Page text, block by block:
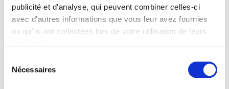
publicité et d'analyse, qui peuvent combiner celles-ci
avec d'autres informations que vous leur avez fournies
ou qu'ils ont collectées lors de votre utilisation de leurs
Nécessaires
Marie-Christine Kessler